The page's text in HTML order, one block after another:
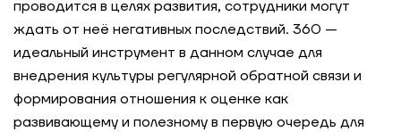
проводится в целях развития, сотрудники могут
ждать от неё негативных последствий. 360 —
идеальный инструмент в данном случае для
внедрения культуры регулярной обратной связи и
формирования отношения к оценке как
развивающему и полезному в первую очередь для